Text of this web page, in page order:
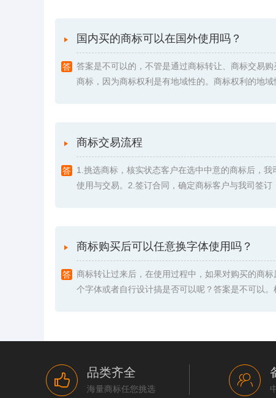
国内买的商标可以在国外使用吗？
答案是不可以的，不管是通过商标转让、商标交易
商标，因为商标权利是有地域性的。商标权利的地域
商标交易流程
1.挑选商标，核实状态客户在选中中意的商标后，我
使用与交易。2.签订合同，确定商标客户与我司签订
商标购买后可以任意换字体使用吗？
商标转让过来后，在使用过程中，如果对购买的商
个字体或者自行设计搞是否可以呢？答案是不可以。
品类齐全
海量商标任您挑选